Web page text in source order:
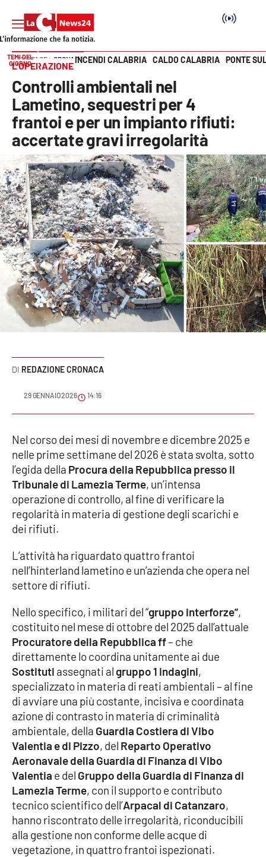
SEZIONI
Cronaca
Politica
Attualità
Economia e lavoro
Italia Mondo
Sanità
Sport
Cultura
Podcast
Meteo
VIDEO
Ambiente
Cronaca
Cultura
Economia e Lavoro
Politica
Sanità
Società
Sport
RUBRICHE
Good Morning Vietnam
Parchi Marini Calabria
Leggendo Alvaro insieme
Vai
TEMI DEL
GIORNO
INCENDI CALABRIA CALDO CALABRIA PONTE
HOME PAGE CRONACA
L’OPERAZIONE
Controlli ambientali nel
Lametino, sequestri per 4
frantoi e per un impianto rifiuti:
accertate gravi irregolarità
REDAZIONE CRONACA
29 GENNAIO 2026 14:16
Nel corso dei mesi di novembre e dicembre 2025 e
nelle prime settimane del 2026 è stata svolta, sotto
l’egida della Procura della Repubblica presso il
Tribunale di Lamezia Terme, un’intensa
operazione di controllo, al fine di verificare la
regolarità in materia di gestione degli scarichi e
dei rifiuti.
L’attività ha riguardato quattro frantoi
nell’hinterland lametino e un’azienda che opera nel
settore di rifiuti.
Nello specifico, i militari del “gruppo interforze”,
costituito nel mese di ottobre del 2025 dall’attuale
Procuratore della Repubblica ff– che
direttamente lo coordina unitamente ai due
Sostituti assegnati al gruppo 1 indagini,
specializzato in materia di reati ambientali – al fine
di avviare una più costante, incisiva e coordinata
azione di contrasto in materia di criminalità
ambientale, della Guardia Costiera di Vibo
Valentia e di Pizzo, del Reparto Operativo
Aeronavale della Guardia di Finanza di Vibo
Valentia e del Gruppo della Guardia di Finanza di
Lamezia Terme, con il supporto e contributo
tecnico scientifico dell’Arpacal di Catanzaro,
hanno riscontrato delle irregolarità, riconducibili
alla gestione non conforme delle acque di
vegetazione, in quattro frantoi ispezionati.